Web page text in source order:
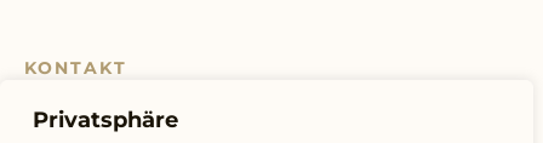
Privatsphäre
KONTAKT
235